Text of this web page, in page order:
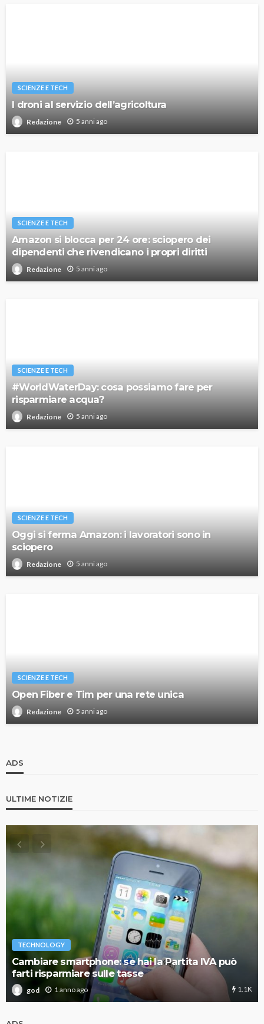
SCIENZE E TECH
I droni al servizio dell’agricoltura
Redazione 5 anni ago
SCIENZE E TECH
Amazon si blocca per 24 ore: sciopero dei
dipendenti che rivendicano i propri diritti
Redazione 5 anni ago
SCIENZE E TECH
#WorldWaterDay: cosa possiamo fare per
risparmiare acqua?
Redazione 5 anni ago
SCIENZE E TECH
Oggi si ferma Amazon: i lavoratori sono in
sciopero
Redazione 5 anni ago
SCIENZE E TECH
Open Fiber e Tim per una rete unica
Redazione 5 anni ago
ADS
ULTIME NOTIZIE
TECHNOLOGY
Cambiare smartphone: se hai la Partita IVA può
farti risparmiare sulle tasse
god 1 anno ago 1.1K